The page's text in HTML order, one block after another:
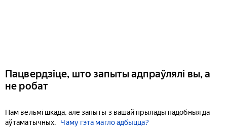
Пацвердзіце, што запыты адпраўлялі вы, а
не робат
Нам вельмі шкада, але запыты з вашай прылады падобныя да
аўтаматычных.
Чаму гэта магло адбыцца?